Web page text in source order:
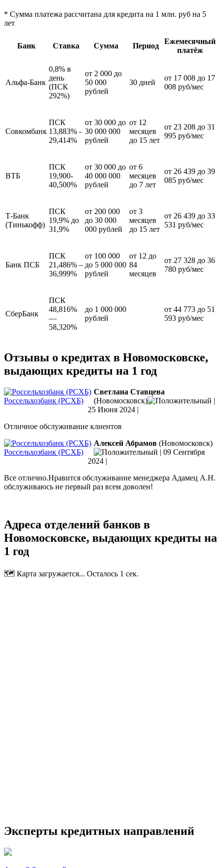
* Сумма платежа рассчитана для кредита на 1 млн. руб на 5
лет
Банк Ставка Сумма Период
Ежемесячный
платёж
Альфа-Банк
0,8% в
день
(ПСК
292%)
от 2 000 до
50 000
рублей
30 дней
от 17 008 до 17
008 руб/мес
Совкомбанк
ПСК
13,883% -
29,414%
от 30 000 до
30 000 000
рублей
от 12
месяцев
до 15 лет
от 23 208 до 31
995 руб/мес
ВТБ
ПСК
19,900-
40,500%
от 30 000 до
40 000 000
рублей
от 6
месяцев
до 7 лет
от 26 439 до 39
085 руб/мес
Т-Банк
(Тинькофф)
ПСК
19,9% до
31,9%
от 200 000
до 30 000
000 рублей
от 3
месяцев
до 15 лет
от 26 439 до 33
531 руб/мес
Банк ПСБ
ПСК
21,486% –
36,999%
от 100 000
до 5 000 000
рублей
от 12 до
84
месяцев
от 27 328 до 36
780 руб/мес
СберБанк
ПСК
48,816%
—
58,320%
до 1 000 000
рублей
от 44 773 до 51
593 руб/мес
Отзывы о кредитах в Новомосковске,
выдающих кредиты на 1 год
Россельхозбанк (РСХБ)
Светлана Ставцева
(Новомосковск)
|
25 Июня 2024 |
Отличное обслуживание клиентов
Россельхозбанк (РСХБ)
Алексей Абрамов (Новомосковск)
| 09 Сентября
2024 |
Все отлично.Нравится обслуживание менеджера Адамец А.Н.
обслуживаюсь не первый раз всем доволен!
Адреса отделений банков в
Новомосковске, выдающих кредиты на
1 год
🗺️ Карта загружается... Осталось 1 сек.
Эксперты кредитных направлений